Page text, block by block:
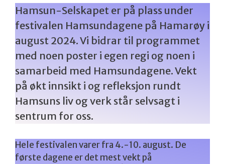
Hamsun-Selskapet er på plass under
festivalen Hamsundagene på Hamarøy i
august 2024. Vi bidrar til programmet
med noen poster i egen regi og noen i
samarbeid med Hamsundagene. Vekt
på økt innsikt i og refleksjon rundt
Hamsuns liv og verk står selvsagt i
sentrum for oss.
Hele festivalen varer fra 4.-10. august. De
første dagene er det mest vekt på